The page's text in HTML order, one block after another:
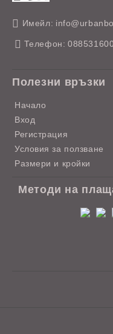
Имейл:
Телефон:
Полезни връзки
Начало
Вход
Регистрация
Условия за ползване
Размери и кройки
Методи на